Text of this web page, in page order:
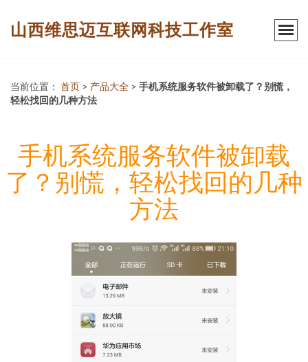
山西维思迈互联网科技工作室
当前位置： 首页 > 产品大全 > 手机系统服务软件被卸载了？别慌，
轻松找回的几种方法
手机系统服务软件被卸载
了？别慌，轻松找回的几种
方法